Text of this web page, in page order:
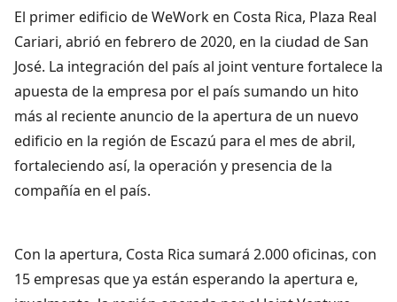
El primer edificio de WeWork en Costa Rica, Plaza Real
Cariari, abrió en febrero de 2020, en la ciudad de San
José. La integración del país al joint venture fortalece la
apuesta de la empresa por el país sumando un hito
más al reciente anuncio de la apertura de un nuevo
edificio en la región de Escazú para el mes de abril,
fortaleciendo así, la operación y presencia de la
compañía en el país.
Con la apertura, Costa Rica sumará 2.000 oficinas, con
15 empresas que ya están esperando la apertura e,